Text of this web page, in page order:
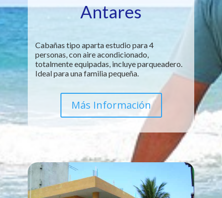
Antares
Cabañas tipo aparta estudio para 4
personas, con aire acondicionado,
totalmente equipadas, incluye parqueadero.
Ideal para una familia pequeña.
Más Información